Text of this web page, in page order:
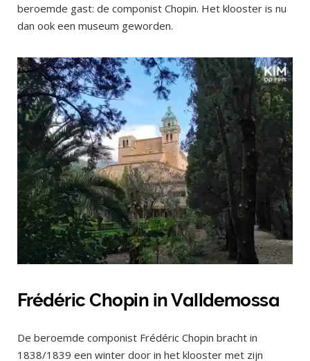
beroemde gast: de componist Chopin. Het klooster is nu
dan ook een museum geworden.
Frédéric Chopin in Valldemossa
De beroemde componist Frédéric Chopin bracht in
1838/1839 een winter door in het klooster met zijn